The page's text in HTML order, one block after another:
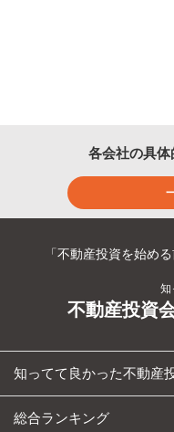
各会社の具
「不動産投資を始め
知
不動産投資
知ってて良かった不動産
総合ランキング